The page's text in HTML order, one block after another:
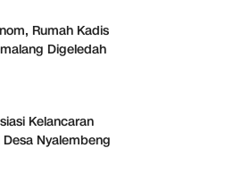
Rumah Kadis
Digeledah
Kelancaran
Nyalembeng